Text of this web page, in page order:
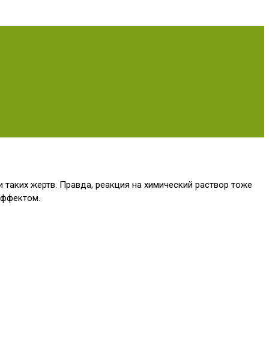
жертв. Правда, реакция на химический раствор тоже